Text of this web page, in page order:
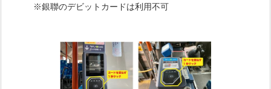
※銀聯のデビットカードは利用不可